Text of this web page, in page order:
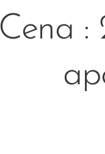
Cena :